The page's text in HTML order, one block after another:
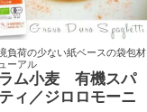
負荷の少ない紙ベースの袋包材
ーアル
ム小麦 有機スパ
ィ／ジロロモーニ